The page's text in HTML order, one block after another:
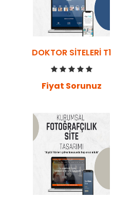
DOKTOR SITELERI T1
Fiyat Sorunuz